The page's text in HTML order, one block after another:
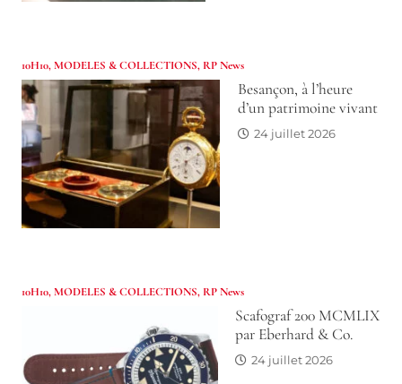
10H10,MODELES & COLLECTIONS, RP News
Besançon, à l’heure
d’un patrimoine vivant
24 juillet 2026
10H10,MODELES & COLLECTIONS, RP News
Scafograf 200 MCMLIX
par Eberhard & Co.
24 juillet 2026